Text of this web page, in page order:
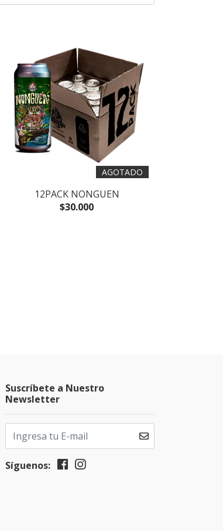
AGOTADO
12PACK NONGUEN
$30.000
Suscríbete a Nuestro
Newsletter
Síguenos: